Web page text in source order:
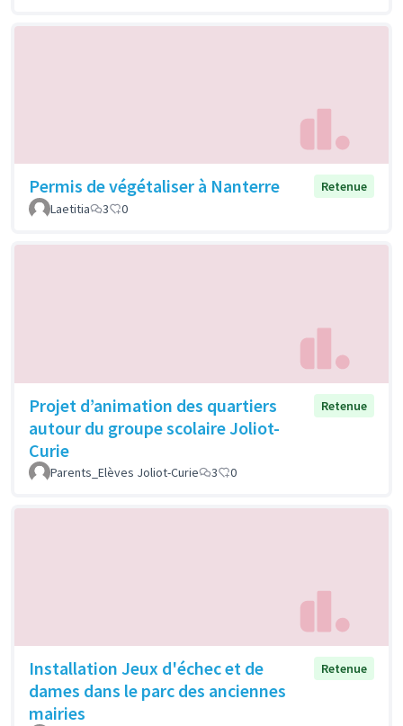
Permis de végétaliser à Nanterre
Retenue
Laetitia
3 0
Projet d’animation des quartiers
autour du groupe scolaire Joliot-
Curie
Retenue
Parents_Elèves Joliot-Curie 3 0
Installation Jeux d'échec et de
dames dans le parc des anciennes
mairies
Retenue